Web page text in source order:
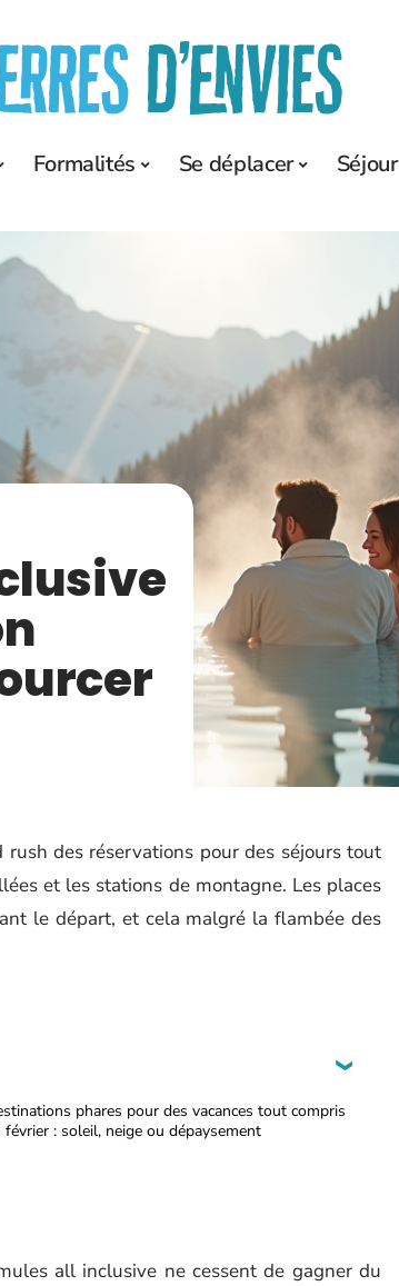
Formalités Se déplacer Séjour
des réservations pour des séjours tout
et les stations de montagne. Les places
le départ, et cela malgré la flambée des
phares pour des vacances tout compris
février : soleil, neige ou dépaysement
all inclusive ne cessent de gagner du